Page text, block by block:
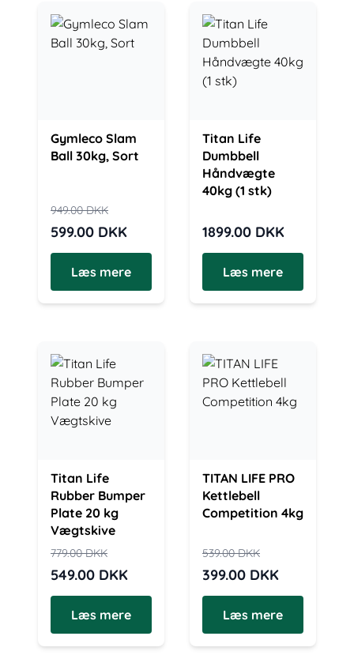
Gymleco Slam
Ball 30kg, Sort
949.00DKK
599.00 DKK
Læs mere
Titan Life
Dumbbell
Håndvægte
40kg (1 stk)
1899.00 DKK
Læs mere
Titan Life
Rubber Bumper
Plate 20 kg
Vægtskive
779.00DKK
549.00 DKK
Læs mere
TITAN LIFE PRO
Kettlebell
Competition 4kg
539.00DKK
399.00 DKK
Læs mere